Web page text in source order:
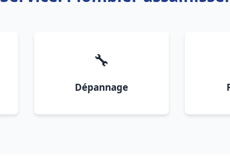
🔧
Dépannage